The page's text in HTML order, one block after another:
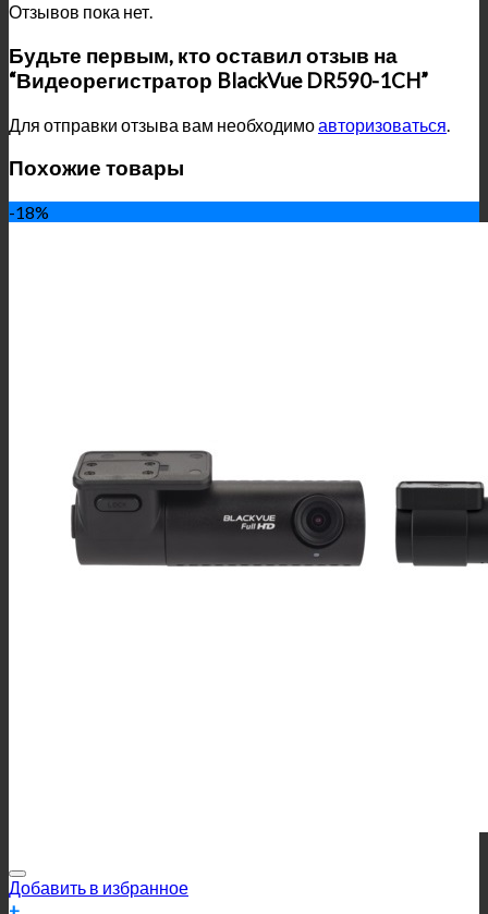
Отзывов пока нет.
Будьте первым, кто оставил отзыв на
“Видеорегистратор BlackVue DR590-1CH”
Для отправки отзыва вам необходимоавторизоваться
Похожие товары
-18%
Добавить в избранное
+